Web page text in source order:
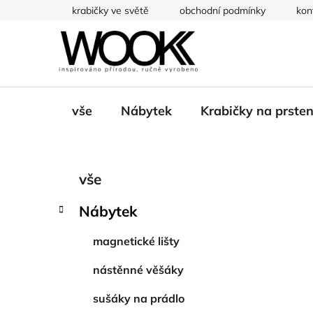
krabičky ve světě obchodní podmínky
vše Nábytek Krabičky na
s
kategorie
e
vše
Nábytek
magnetické lišty
nástěnné věšáky
sušáky na prádlo